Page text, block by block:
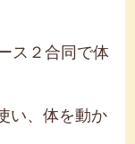
ス２合同で体
い、体を動か